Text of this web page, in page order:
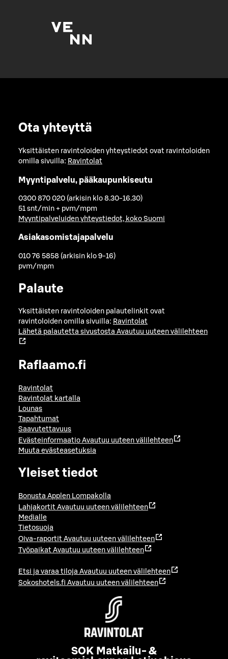
Ota yhteyttä
Yksittäisten ravintoloiden yhteystiedot ovat ravintoloiden
omilla sivuilla: Ravintolat
Myyntipalvelu, pääkaupunkiseutu
0300 870 020 (arkisin klo 8.30-16.30)
51 snt/min + pvm/mpm
Myyntipalveluiden yhteystiedot, koko Suomi
Asiakasomistajapalvelu
010 76 5858 (arkisin klo 9-16)
pvm/mpm
Palaute
Yksittäisten ravintoloiden palautelinkit ovat
ravintoloiden omilla sivuilla: Ravintolat
Lähetä palautetta sivustosta Avautuu uuteen välilehteen
Raflaamo.fi
Ravintolat
Ravintolat kartalla
Lounas
Tapahtumat
Saavutettavuus
Evästeinformaatio Avautuu uuteen välilehteen
Muuta evästeasetuksia
Yleiset tiedot
Bonusta Applen Lompakolla
Lahjakortit Avautuu uuteen välilehteen
Medialle
Tietosuoja
Oiva-raportit Avautuu uuteen välilehteen
Työpaikat Avautuu uuteen välilehteen
Etsi ja varaa tiloja Avautuu uuteen välilehteen
Sokoshotels.fi Avautuu uuteen välilehteen
SOK Matkailu- &